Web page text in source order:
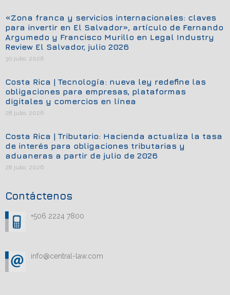
«Zona franca y servicios internacionales: claves
para invertir en El Salvador», artículo de Fernando
Argumedo y Francisco Murillo en Legal Industry
Review El Salvador, julio 2026
30 julio, 2026
Costa Rica | Tecnología: nueva ley redefine las
obligaciones para empresas, plataformas
digitales y comercios en línea
28 julio, 2026
Costa Rica | Tributario: Hacienda actualiza la tasa
de interés para obligaciones tributarias y
aduaneras a partir de julio de 2026
28 julio, 2026
Contáctenos
+506 2224 7800
info@central-law.com